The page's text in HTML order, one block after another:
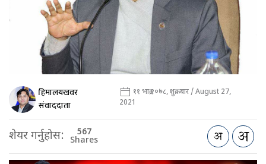
हिमालयखवर
संवाददाता
११ भाद्र २०७८, शुक्रबार / August 27,
2021
शेयर गर्नुहोस: 567
Shares